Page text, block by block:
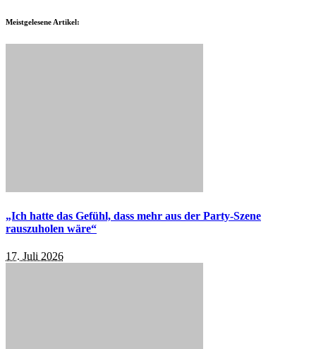
Meistgelesene Artikel:
„Ich hatte das Gefühl, dass mehr aus der Party-Szene
rauszuholen wäre“
17. Juli 2026